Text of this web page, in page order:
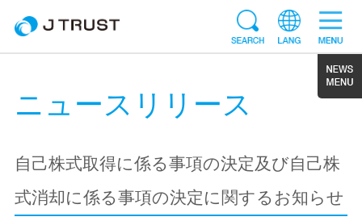
ニュースリリース
自己株式取得に係る事項の決定及び自己株
式消却に係る事項の決定に関するお知らせ